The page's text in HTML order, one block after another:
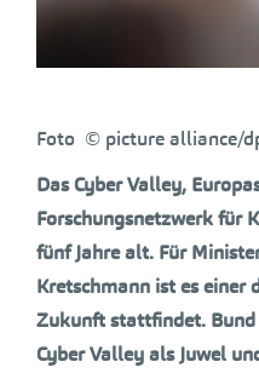
Foto © picture alliance/
Das Cyber Valley,
Forschungsnetzwerk für
fünf Jahre alt. Für
Kretschmann ist es einer
Zukunft stattfindet.
Cyber Valley als Juwel